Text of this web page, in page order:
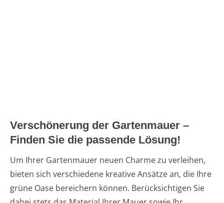
Verschönerung der Gartenmauer –
Finden Sie die passende Lösung!
Um Ihrer Gartenmauer neuen Charme zu verleihen,
bieten sich verschiedene kreative Ansätze an, die Ihre
grüne Oase bereichern können. Berücksichtigen Sie